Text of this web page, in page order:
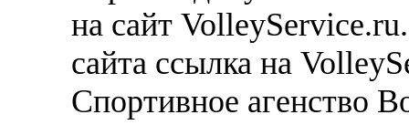
на сайт
сайта ссылка на
Спортивное агенство